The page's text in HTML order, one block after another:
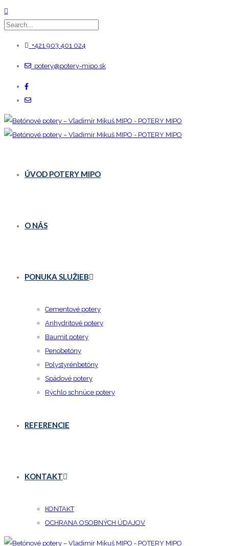
+421 903 401 024
potery@potery-mipo.sk
ÚVOD POTERY MIPO
O NÁS
PONUKA SLUŽIEB
Cementové potery
Anhydritové potery
Baumit potery
Penobetóny
Polystyrénbetóny
Spádové potery
Rýchlo schnúce potery
REFERENCIE
KONTAKT
KONTAKT
OCHRANA OSOBNÝCH ÚDAJOV